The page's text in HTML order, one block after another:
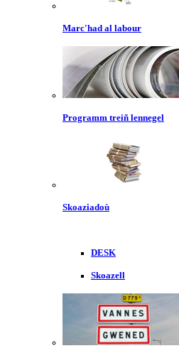
Marc'had al labour
Programm treiñ lennegel
Skoaziadoù
DESK
Skoazell